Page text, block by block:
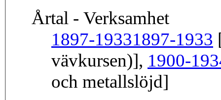
Årtal - Verksamhet
1897-19331897-1933
vävkursen)], 1900-
och metallslöjd]